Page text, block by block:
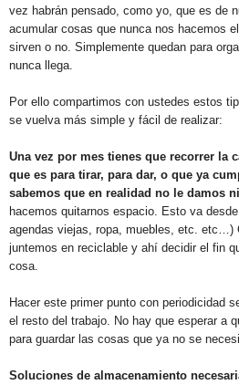
vez habrán pensado, como yo, que es de
acumular cosas que nunca nos hacemos
sirven o no. Simplemente quedan para
nunca llega.
Por ello compartimos con ustedes estos
se vuelva más simple y fácil de realizar:
Una vez por mes tienes que recorrer la
que es para tirar, para dar, o que ya
sabemos que en realidad no le damos
hacemos quitarnos espacio. Esto va
agendas viejas, ropa, muebles, etc. etc…)
juntemos en reciclable y ahí decidir el fin
cosa.
Hacer este primer punto con periodicidad
el resto del trabajo. No hay que esperar a
para guardar las cosas que ya no se
Soluciones de almacenamiento